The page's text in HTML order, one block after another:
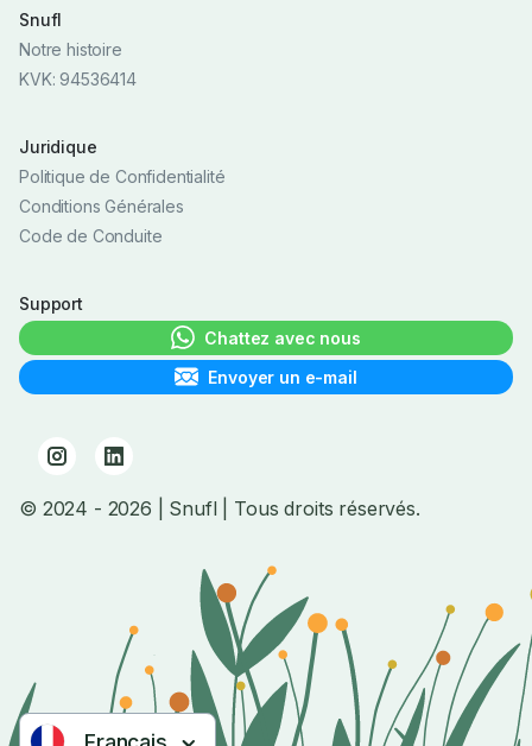
Snufl
Notre histoire
KVK: 94536414
Juridique
Politique de Confidentialité
Conditions Générales
Code de Conduite
Support
Chattez avec nous
Envoyer un e-mail
© 2024 - 2026 | Snufl | Tous droits réservés.